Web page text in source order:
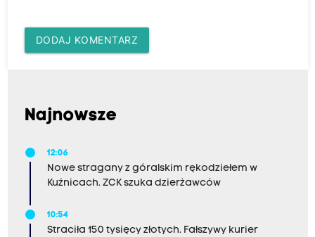
DODAJ KOMENTARZ
Najnowsze
12:06
Nowe stragany z góralskim rękodziełem w
Kuźnicach. ZCK szuka dzierżawców
10:54
Straciła 150 tysięcy złotych. Fałszywy kurier